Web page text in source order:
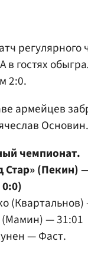
регулярного
в гостях
2:0.
армейцев
Основин.
чемпионат.
Стар» (Пекин)
— 31:01
— Фаст.